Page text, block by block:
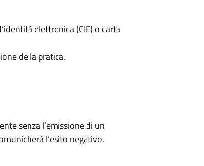
elettronica (CIE) o carta
della pratica.
senza l’emissione di un
l’esito negativo.